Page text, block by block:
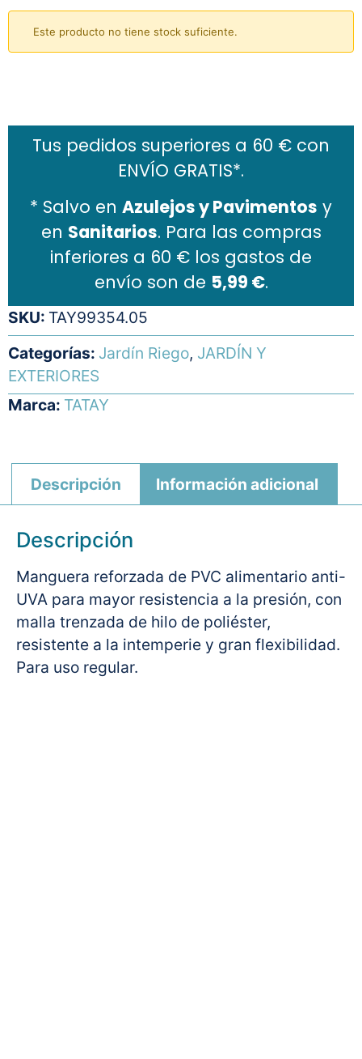
Este producto no tiene stock suficiente.
Tus pedidos superiores a 60 € con
ENVÍO GRATIS*.
* Salvo en Azulejos y Pavimentos y
en Sanitarios. Para las compras
inferiores a 60 € los gastos de
envío son de 5,99 €.
SKU: TAY99354.05
Categorías: Jardín Riego, JARDÍN Y
EXTERIORES
Marca: TATAY
Descripción Información adicional
Descripción
Manguera reforzada de PVC alimentario anti-
UVA para mayor resistencia a la presión, con
malla trenzada de hilo de poliéster,
resistente a la intemperie y gran flexibilidad.
Para uso regular.